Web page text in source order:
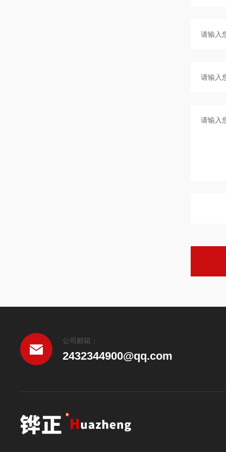
公司邮箱：
2432344900@qq.com